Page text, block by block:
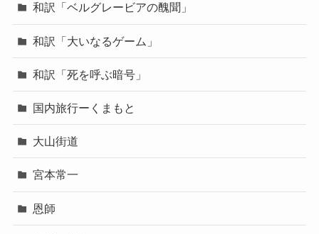
和訳「ベルグレービアの醜聞」
和訳「大いなるゲーム」
和訳「死を呼ぶ暗号」
国内旅行ーくまもと
大山街道
宮本常一
恩師